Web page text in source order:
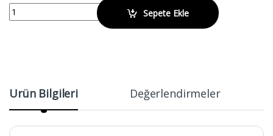
OHAUS FC5718R Soğutmalı Mikro Santrifüj, 200-18000 rpm, RCF
Sepete Ekle
Ürün Bilgileri Değerlendirmeler